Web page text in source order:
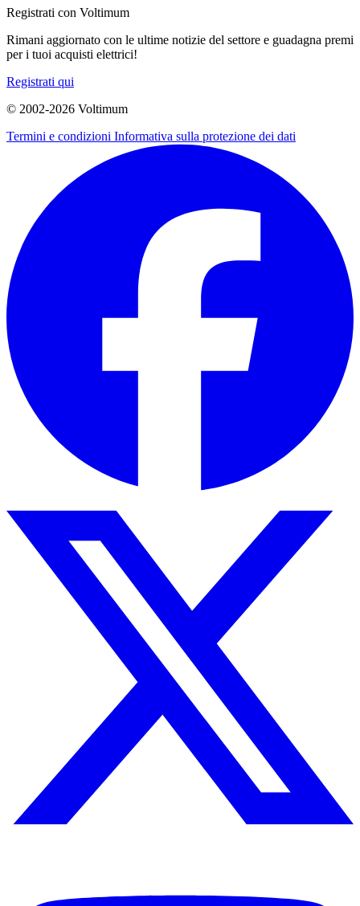
Registrati con Voltimum
Rimani aggiornato con le ultime notizie del settore e guadagna premi
per i tuoi acquisti elettrici!
Registrati qui
© 2002-2026 Voltimum
Termini e condizioni Informativa sulla protezione dei dati